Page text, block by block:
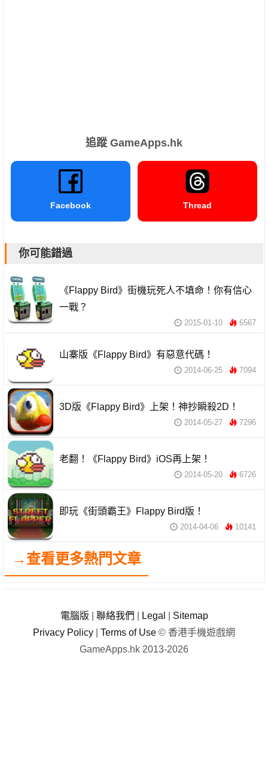
追蹤 GameApps.hk
Facebook Thread
你可能錯過
《Flappy Bird》街機玩死人不填命！你有信心
一戰？
2015-01-10 6567
山寨版《Flappy Bird》有惡意代碼！
2014-06-25 7094
3D版《Flappy Bird》上架！神抄瞬殺2D！
2014-05-27 7296
老翻！《Flappy Bird》iOS再上架！
2014-05-20 6726
即玩《街頭霸王》Flappy Bird版！
2014-04-06 10141
→查看更多熱門文章
電腦版 聯絡我們 Legal
Sitemap
Privacy Policy
Terms of Use © 香港手機遊戲網
GameApps.hk 2013-2026